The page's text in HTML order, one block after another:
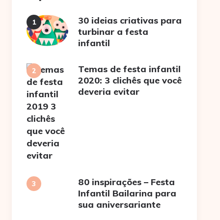
30 ideias criativas para
turbinar a festa
infantil
Temas de festa infantil
2020: 3 clichês que você
deveria evitar
80 inspirações – Festa
Infantil Bailarina para
sua aniversariante